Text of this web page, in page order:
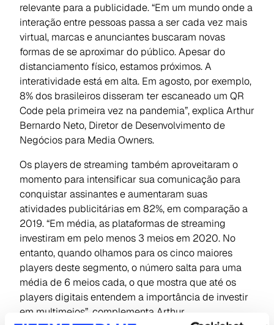
relevante para a publicidade. “Em um mundo onde a
interação entre pessoas passa a ser cada vez mais
virtual, marcas e anunciantes buscaram novas
formas de se aproximar do público. Apesar do
distanciamento físico, estamos próximos. A
interatividade está em alta. Em agosto, por exemplo,
8% dos brasileiros disseram ter escaneado um QR
Code pela primeira vez na pandemia”, explica Arthur
Bernardo Neto, Diretor de Desenvolvimento de
Negócios para Media Owners.
Os players de streaming também aproveitaram o
momento para intensificar sua comunicação para
conquistar assinantes e aumentaram suas
atividades publicitárias em 82%, em comparação a
2019. “Em média, as plataformas de streaming
investiram em pelo menos 3 meios em 2020. No
entanto, quando olhamos para os cinco maiores
players deste segmento, o número salta para uma
média de 6 meios cada, o que mostra que até os
players digitais entendem a importância de investir
em multimeios”, complementa Arthur.